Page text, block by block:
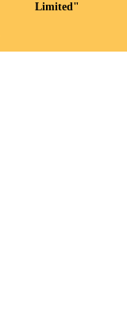
Limited"